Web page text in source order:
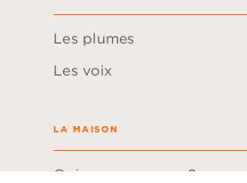
Les plumes
Les voix
LA MAISON
Qui sommes-nous ?